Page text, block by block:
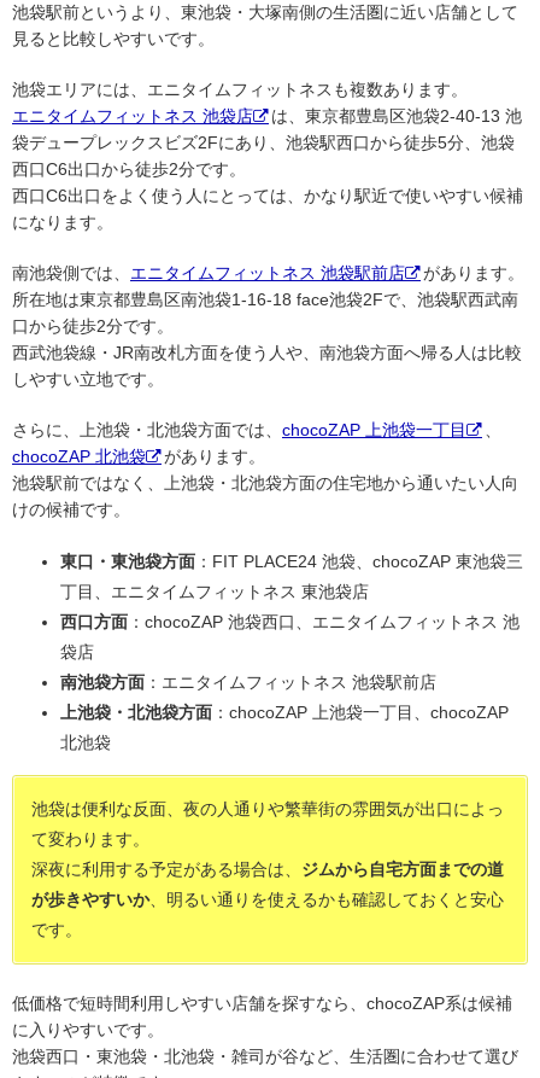
池袋駅前というより、東池袋・大塚南側の生活圏に近い店舗として
見ると比較しやすいです。
池袋エリアには、エニタイムフィットネスも複数あります。
エニタイムフィットネス 池袋店
は、東京都豊島区池袋2-40-13 池
袋デュープレックスビズ2Fにあり、池袋駅西口から徒歩5分、池袋
西口C6出口から徒歩2分です。
西口C6出口をよく使う人にとっては、かなり駅近で使いやすい候補
になります。
南池袋側では、 エニタイムフィットネス 池袋駅前店
があります。
所在地は東京都豊島区南池袋1-16-18 face池袋2Fで、池袋駅西武南
口から徒歩2分です。
西武池袋線・JR南改札方面を使う人や、南池袋方面へ帰る人は比較
しやすい立地です。
さらに、上池袋・北池袋方面では、 chocoZAP 上池袋一丁目
chocoZAP 北池袋
があります。
池袋駅前ではなく、上池袋・北池袋方面の住宅地から通いたい人向
けの候補です。
東口・東池袋方面 ：FIT PLACE24 池袋、chocoZAP 東池袋三
丁目、エニタイムフィットネス 東池袋店
西口方面 ：chocoZAP 池袋西口、エニタイムフィットネス 池
袋店
南池袋方面 ：エニタイムフィットネス 池袋駅前店
上池袋・北池袋方面 ：chocoZAP 上池袋一丁目、chocoZAP
北池袋
池袋は便利な反面、夜の人通りや繁華街の雰囲気が出口によっ
て変わります。
深夜に利用する予定がある場合は、 ジムから自宅方面までの道
が歩きやすいか、明るい通りを使えるかも確認しておくと安心
です。
低価格で短時間利用しやすい店舗を探すなら、chocoZAP系は候補
に入りやすいです。
池袋西口・東池袋・北池袋・雑司が谷など、生活圏に合わせて選び